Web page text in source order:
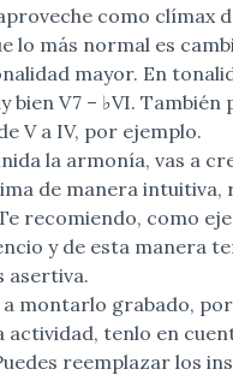
como clímax
lo más normal es
mayor. En
bien V7 – ♭VI. También
V a IV, por ejemplo.
la armonía, vas a
de manera intuitiva,
recomiendo, como
y de esta manera
asertiva.
a montarlo grabado,
actividad, tenlo en
reemplazar los